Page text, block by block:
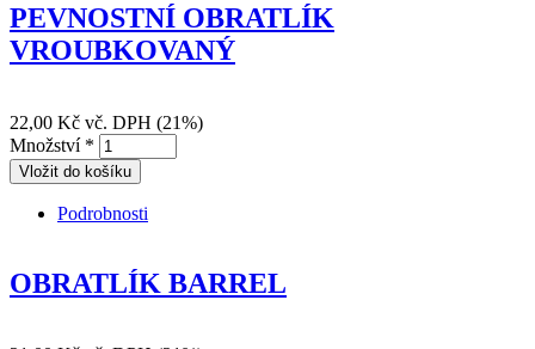
PEVNOSTNÍ OBRATLÍK
VROUBKOVANÝ
22,00 Kč vč. DPH (21%)
Množství *
Podrobnosti
OBRATLÍK BARREL